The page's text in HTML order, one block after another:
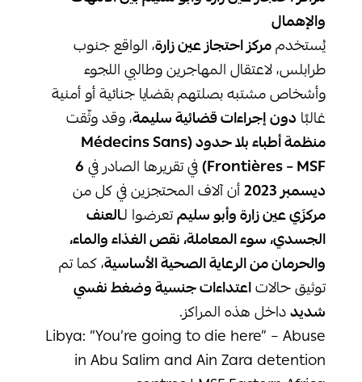
والإهمال
يُستخدممركز احتجاز عين زارة، الواقع جنوب
طرابلس، لاعتقال المهاجرين وطالبي اللجوء
وأشخاص مشتبه بصلتهم بقضايا جنائية أو أمنية
غالبًا دون إجراءات قضائية سليمة، وقد وثّقت
منظمة أطباء بلا حدود (Médecins Sans
Frontières – MSF) في تقريرها الصادر في 6
ديسمبر 2023
أن آلاف المحتجزين في كل من
مركزَي عين زارة وأبو سليمتعرضوا لـالعنف
الجسدي، سوء المعاملة، نقص الغذاء والماء،
والحرمان من الرعاية الصحية الأساسية، كما تم
توثيق حالاتاعتداءات جنسية وضغط نفسي
شديدداخل هذه المراكز.
Libya: “You’re going to die here” – Abuse
in Abu Salim and Ain Zara detention